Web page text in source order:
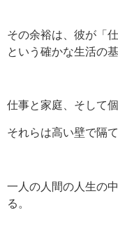
その余裕は、彼が「
という確かな生活の
仕事と家庭、そして個
それらは高い壁で隔
一人の人間の人生の
る。